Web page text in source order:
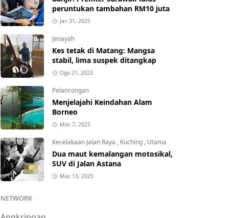
peruntukan tambahan RM10 juta
Jan 31, 2025
Jenayah
Kes tetak di Matang: Mangsa
stabil, lima suspek ditangkap
Ogo 21, 2023
Pelancongan
Menjelajahi Keindahan Alam
Borneo
Mac 7, 2025
Kecelakaan Jalan Raya , Kuching , Utama
Dua maut kemalangan motosikal,
SUV di Jalan Astana
Mac 13, 2025
NETWORK